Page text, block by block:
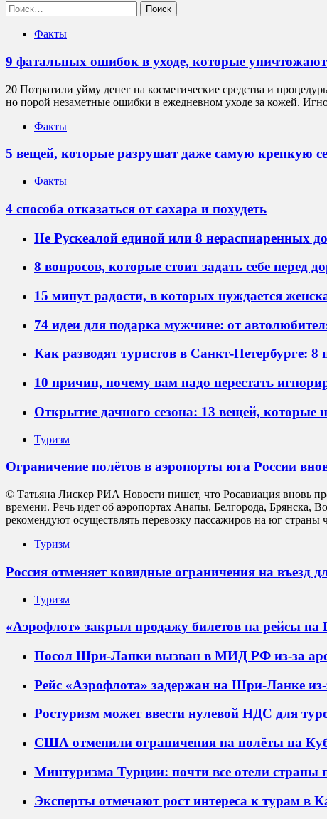
Найти:
Факты
9 фатальных ошибок в уходе, которые
20 Потратили уйму денег на косметические средства и
но порой незаметные ошибки в ежедневном уходе за кожей.
Факты
5 вещей, которые разрушат даже самую крепкую
Факты
4 способа отказаться от сахара и похудеть
Не Рускеалой единой или 8 нераспиаренных
8 вопросов, которые стоит задать себе перед
15 минут радости, в которых нуждается
74 идеи для подарка мужчине: от
Как разводят туристов в Санкт-Петербурге:
10 причин, почему вам надо перестать
Открытие дачного сезона: 13 вещей, которые
Туризм
Ограничение полётов в аэропорты юга России
© Татьяна Лискер РИА Новости пишет, что Росавиация вновь
времени. Речь идет об аэропортах Анапы, Белгорода, Брянска,
рекомендуют осуществлять перевозку пассажиров на юг
Туризм
Россия отменяет ковидные ограничения на въезд
Туризм
«Аэрофлот» закрыл продажу билетов на рейсы
Посол Шри-Ланки вызван в МИД РФ из-за
Рейс «Аэрофлота» задержан на Шри-Ланке из-
Ростуризм может ввести нулевой НДС для
США отменили ограничения на полёты на
Минтуризма Турции: почти все отели
Эксперты отмечают рост интереса к турам в